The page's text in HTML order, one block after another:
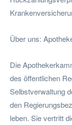
Über uns:
Die
des öffentlichen
Selbstverwaltung
den
leben. Sie vertritt